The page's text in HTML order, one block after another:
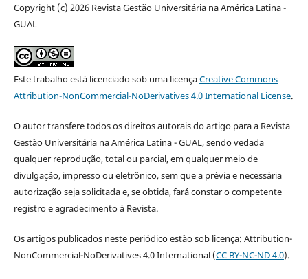
Copyright (c) 2026 Revista Gestão Universitária na América Latina -
GUAL
Este trabalho está licenciado sob uma licençaCreative Commons
Attribution-NonCommercial-NoDerivatives 4.0 International License.
O autor transfere todos os direitos autorais do artigo para a Revista
Gestão Universitária na América Latina - GUAL, sendo vedada
qualquer reprodução, total ou parcial, em qualquer meio de
divulgação, impresso ou eletrônico, sem que a prévia e necessária
autorização seja solicitada e, se obtida, fará constar o competente
registro e agradecimento à Revista.
Os artigos publicados neste periódico estão sob licença: Attribution-
NonCommercial-NoDerivatives 4.0 International (CC BY-NC-ND 4.0).